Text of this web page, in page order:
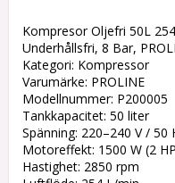
Lägg till i
Kompresor Oljefri 50L
Underhållsfri, 8 Bar,
Kategori: Kompressor
Varumärke: PROLINE
Modellnummer: P200005
Tankkapacitet: 50 liter
Spänning: 220–240 V / 50
Motoreffekt: 1500 W (2
Hastighet: 2850 rpm